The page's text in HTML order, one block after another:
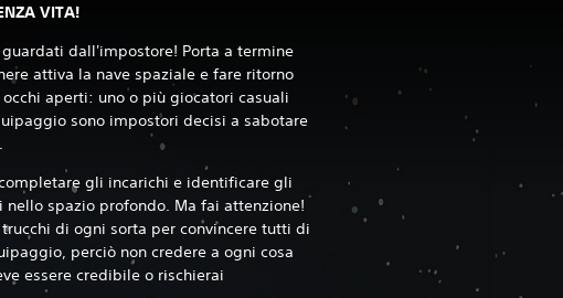
VITA!
dall'impostore! Porta a termine
attiva la nave spaziale e fare ritorno
aperti: uno o più giocatori casuali
sono impostori decisi a sabotare
gli incarichi e identificare gli
spazio profondo. Ma fai attenzione!
di ogni sorta per convincere tutti di
perciò non credere a ogni cosa
essere credibile o rischierai